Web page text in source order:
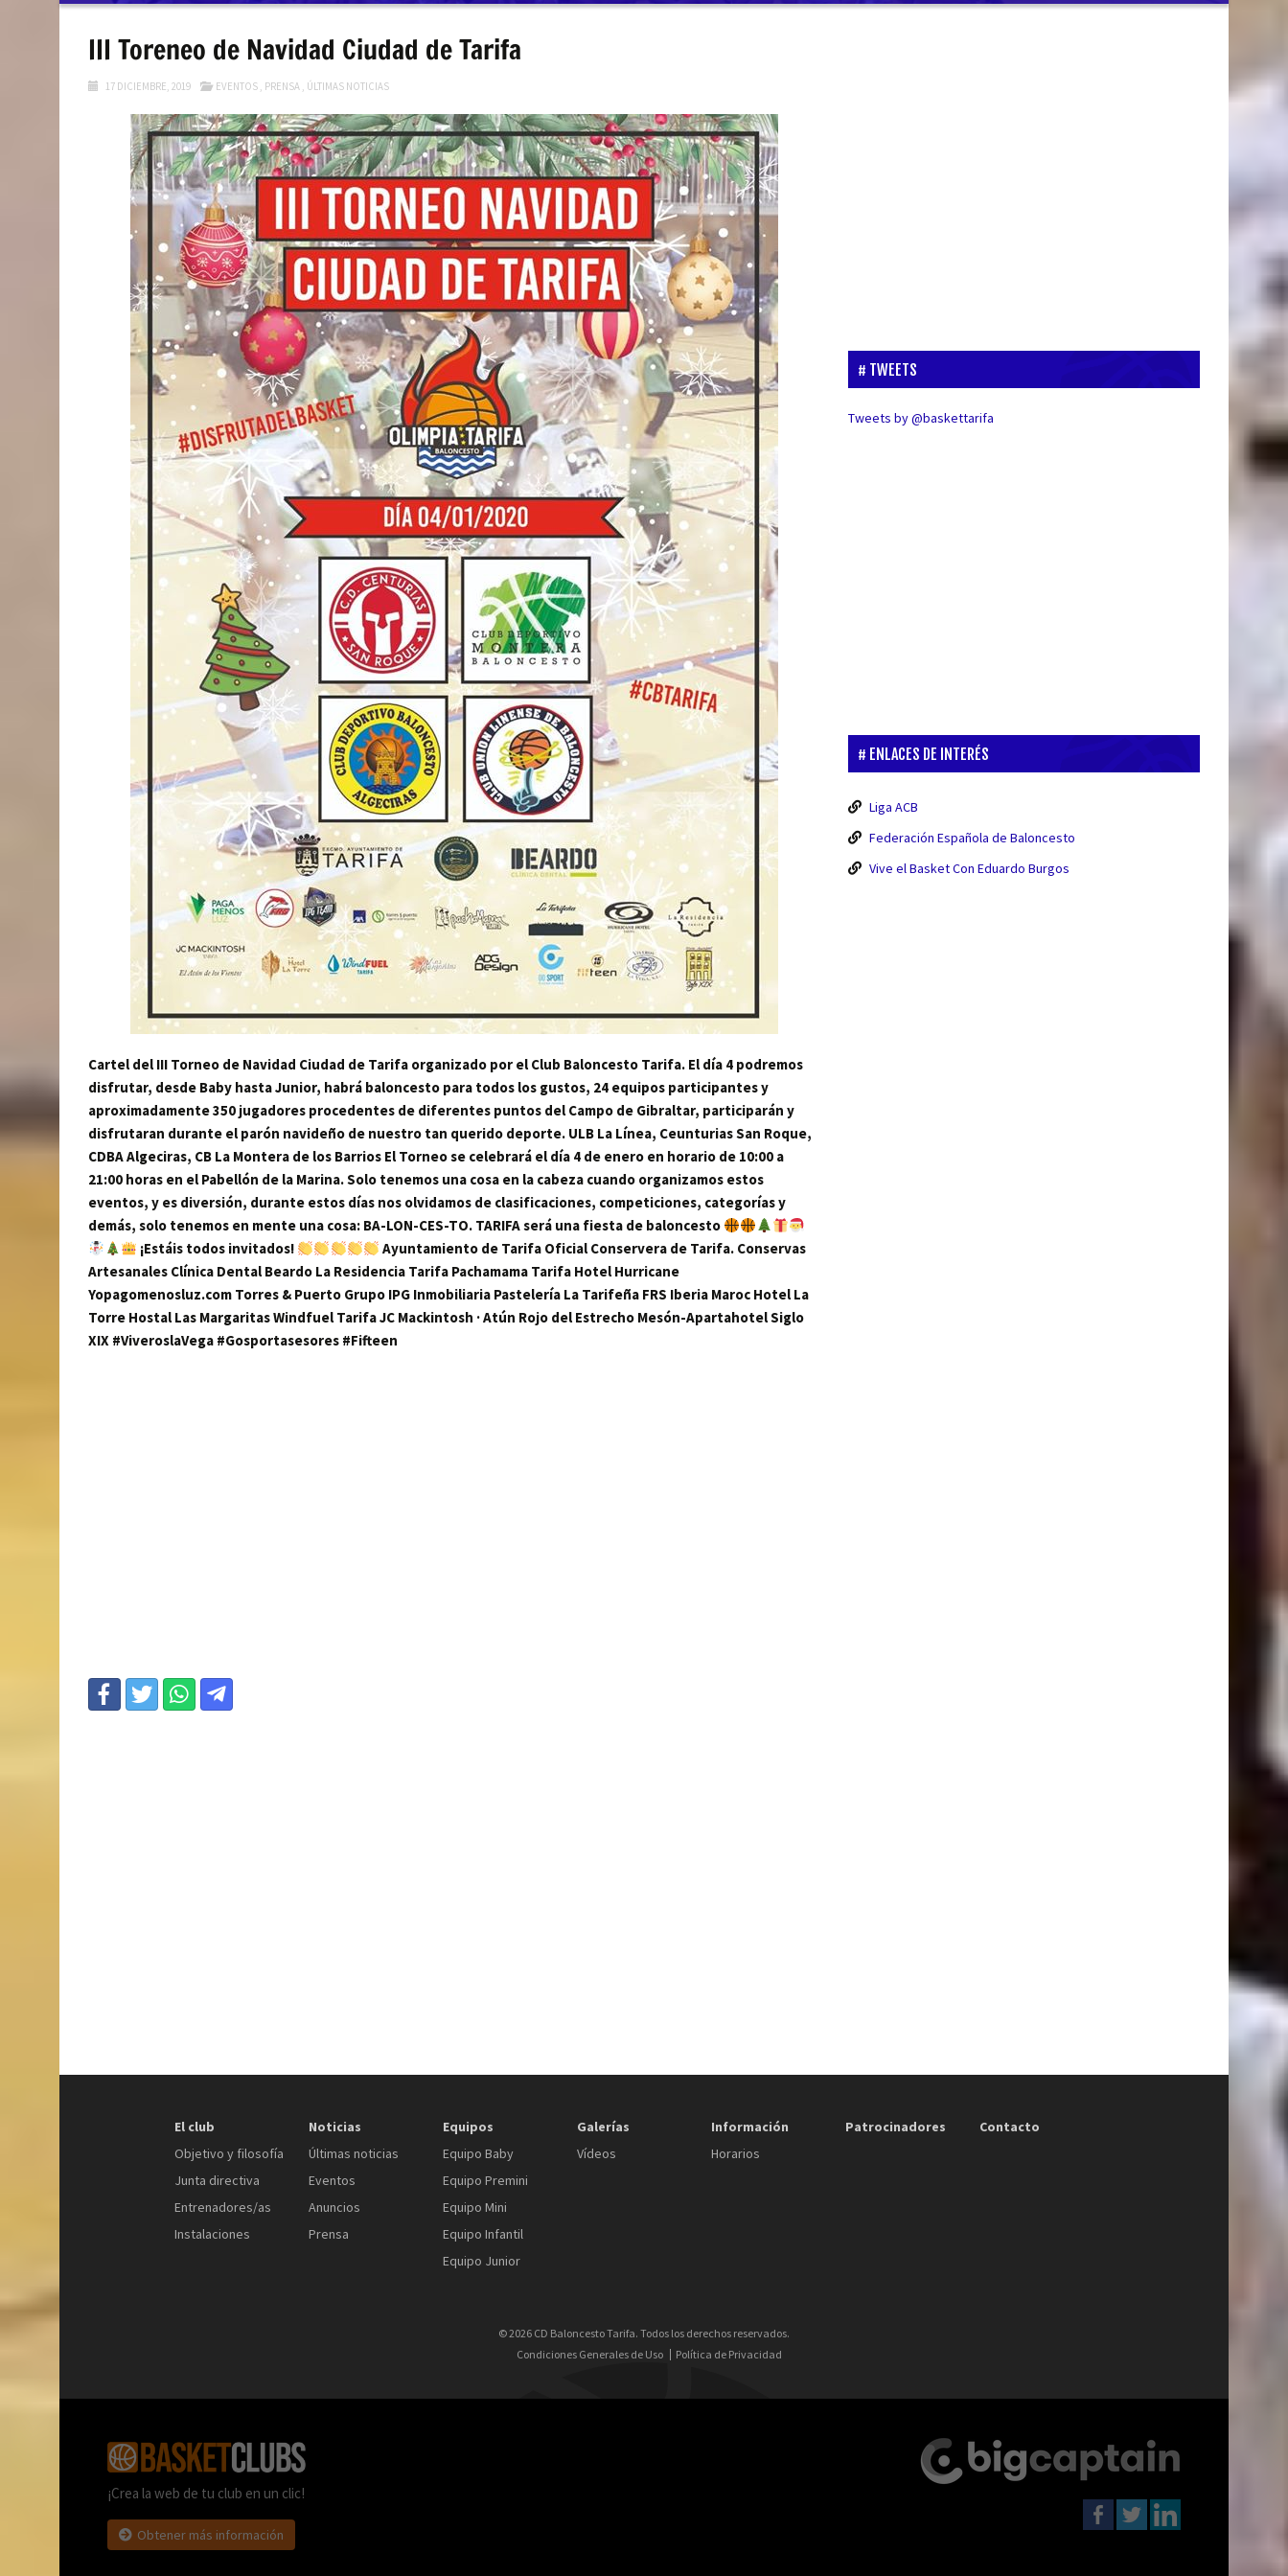
III Toreneo de Navidad Ciudad de Tarifa
17 DICIEMBRE, 2019 EVENTOS , PRENSA , ÚLTIMAS NOTICIAS
Cartel del III Torneo de Navidad Ciudad de Tarifa organizado por el Club Baloncesto Tarifa. El día 4 podremos
disfrutar, desde Baby hasta Junior, habrá baloncesto para todos los gustos, 24 equipos participantes y
aproximadamente 350 jugadores procedentes de diferentes puntos del Campo de Gibraltar, participarán y
disfrutaran durante el parón navideño de nuestro tan querido deporte. ULB La Línea, Ceunturias San Roque,
CDBA Algeciras, CB La Montera de los Barrios El Torneo se celebrará el día 4 de enero en horario de 10:00 a
21:00 horas en el Pabellón de la Marina. Solo tenemos una cosa en la cabeza cuando organizamos estos
eventos, y es diversión, durante estos días nos olvidamos de clasificaciones, competiciones, categorías y
demás, solo tenemos en mente una cosa: BA-LON-CES-TO. TARIFA será una fiesta de baloncesto
¡Estáis todos invitados!
Ayuntamiento de Tarifa Oficial Conservera de Tarifa. Conservas
Artesanales Clínica Dental Beardo La Residencia Tarifa Pachamama Tarifa Hotel Hurricane
Yopagomenosluz.com Torres & Puerto Grupo IPG Inmobiliaria Pastelería La Tarifeña FRS Iberia Maroc Hotel La
Torre Hostal Las Margaritas Windfuel Tarifa JC Mackintosh · Atún Rojo del Estrecho Mesón-Apartahotel Siglo
XIX #ViveroslaVega #Gosportasesores #Fifteen
TWEETS
Tweets by @baskettarifa
ENLACES DE INTERÉS
Liga ACB
Federación Española de Baloncesto
Vive el Basket Con Eduardo Burgos
El club
Objetivo y filosofía
Junta directiva
Entrenadores/as
Instalaciones
Noticias
Últimas noticias
Eventos
Anuncios
Prensa
Equipos
Equipo Baby
Equipo Premini
Equipo Mini
Equipo Infantil
Equipo Junior
Galerías
Vídeos
Información
Horarios
Patrocinadores Contacto
© 2026 CD Baloncesto Tarifa. Todos los derechos reservados.
Condiciones Generales de Uso
Política de Privacidad
¡Crea la web de tu club en un clic!
Obtener más información